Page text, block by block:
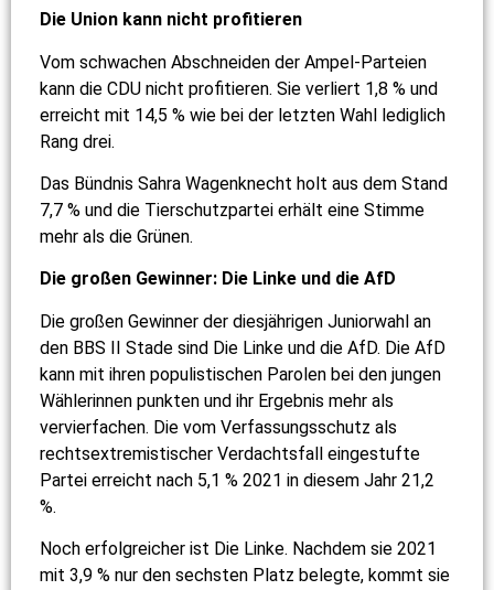
Die Union kann nicht profitieren
Vom schwachen Abschneiden der Ampel-Parteien
kann die CDU nicht profitieren. Sie verliert 1,8 % und
erreicht mit 14,5 % wie bei der letzten Wahl lediglich
Rang drei.
Das Bündnis Sahra Wagenknecht holt aus dem Stand
7,7 % und die Tierschutzpartei erhält eine Stimme
mehr als die Grünen.
Die großen Gewinner: Die Linke und die AfD
Die großen Gewinner der diesjährigen Juniorwahl an
den BBS II Stade sind Die Linke und die AfD. Die AfD
kann mit ihren populistischen Parolen bei den jungen
Wählerinnen punkten und ihr Ergebnis mehr als
vervierfachen. Die vom Verfassungsschutz als
rechtsextremistischer Verdachtsfall eingestufte
Partei erreicht nach 5,1 % 2021 in diesem Jahr 21,2
%.
Noch erfolgreicher ist Die Linke. Nachdem sie 2021
mit 3,9 % nur den sechsten Platz belegte, kommt sie